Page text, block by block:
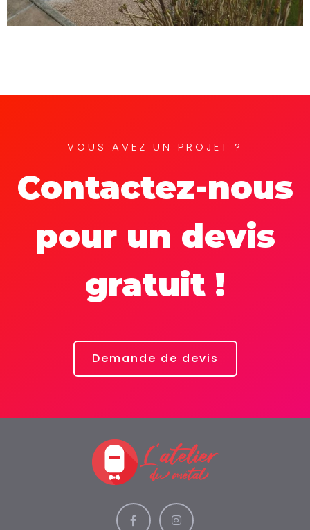
VOUS AVEZ UN PROJET ?
Contactez-nous
pour un devis
gratuit !
Demande de devis